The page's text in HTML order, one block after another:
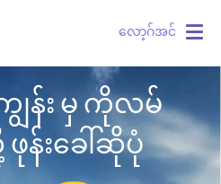
လော့ဂ်အင်
န်း မှ ကိုလမ်
န်းခေါ်ဆိုပုံ